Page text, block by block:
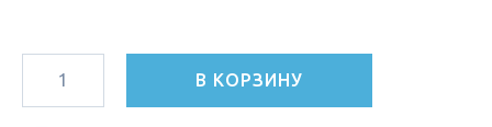
В КОРЗИНУ